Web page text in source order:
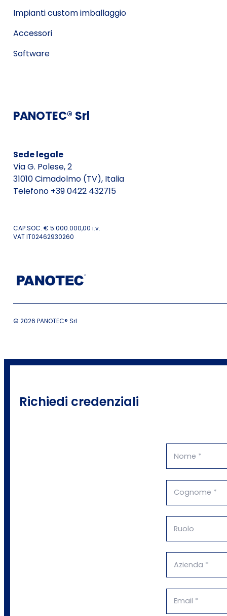
Impianti custom imballaggio
Accessori
Software
PANOTEC® Srl
Sede legale
Via G. Polese, 2
31010 Cimadolmo (TV), Italia
Telefono +39 0422 432715
CAP.SOC. € 5.000.000,00 i.v.
VAT IT02462930260
© 2026 PANOTEC® Srl
Richiedi credenziali